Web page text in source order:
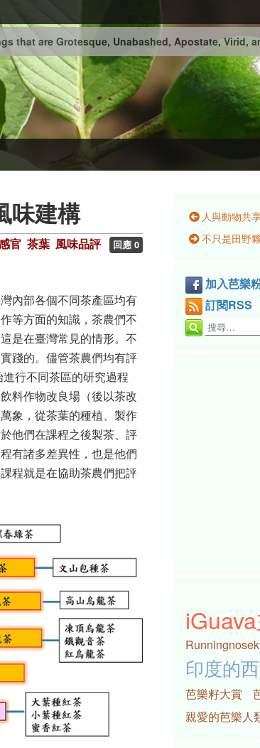
that are Grotesque, Unabashed, Apostate, Virid,
味建構
官 茶葉 風味品評 回應 0
內部各個不同茶產區均有
等方面的知識，茶農們不
是在臺灣常見的情形。不
踐的。儘管茶農們均有評
行不同茶區的研究過程
料作物改良場（後以茶改
象，從茶葉的種植、製作
他們在課程之後製茶、評
有諸多差異性，也是他們
程就是在協助茶農們把評
人與動物共享綠色行星如何成
不只是田野夥伴
加入芭樂
訂閱RSS
印度的
芭樂籽大賞
親愛的芭樂人